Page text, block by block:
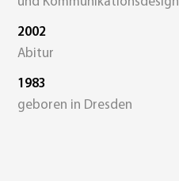
2002
Abitur
1983
geboren in Dresden